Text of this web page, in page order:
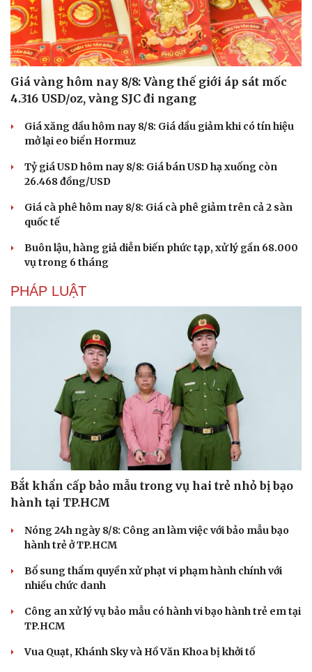
Dinh dưỡng - món ngon
Cây thuốc
Sản phụ khoa
Nhi khoa
Nam khoa
Làm đẹp - giảm cân
Phòng mạch online
Nhà đẹp
Blog
Tình yêu - Gia đình
Giá vàng hôm nay 8/8: Vàng thế giới áp sát mốc
4.316 USD/oz, vàng SJC đi ngang
Giá xăng dầu hôm nay 8/8: Giá dầu giảm khi có tín hiệu
mở lại eo biển Hormuz
Tỷ giá USD hôm nay 8/8: Giá bán USD hạ xuống còn
26.468 đồng/USD
Giá cà phê hôm nay 8/8: Giá cà phê giảm trên cả 2 sàn
quốc tế
Buôn lậu, hàng giả diễn biến phức tạp, xử lý gần 68.000
vụ trong 6 tháng
PHÁP LUẬT
Bắt khẩn cấp bảo mẫu trong vụ hai trẻ nhỏ bị bạo
hành tại TP.HCM
Nóng 24h ngày 8/8: Công an làm việc với bảo mẫu bạo
hành trẻ ở TP.HCM
Bổ sung thẩm quyền xử phạt vi phạm hành chính với
nhiều chức danh
Công an xử lý vụ bảo mẫu có hành vi bạo hành trẻ em tại
TP.HCM
Vua Quạt, Khánh Sky và Hồ Văn Khoa bị khởi tố